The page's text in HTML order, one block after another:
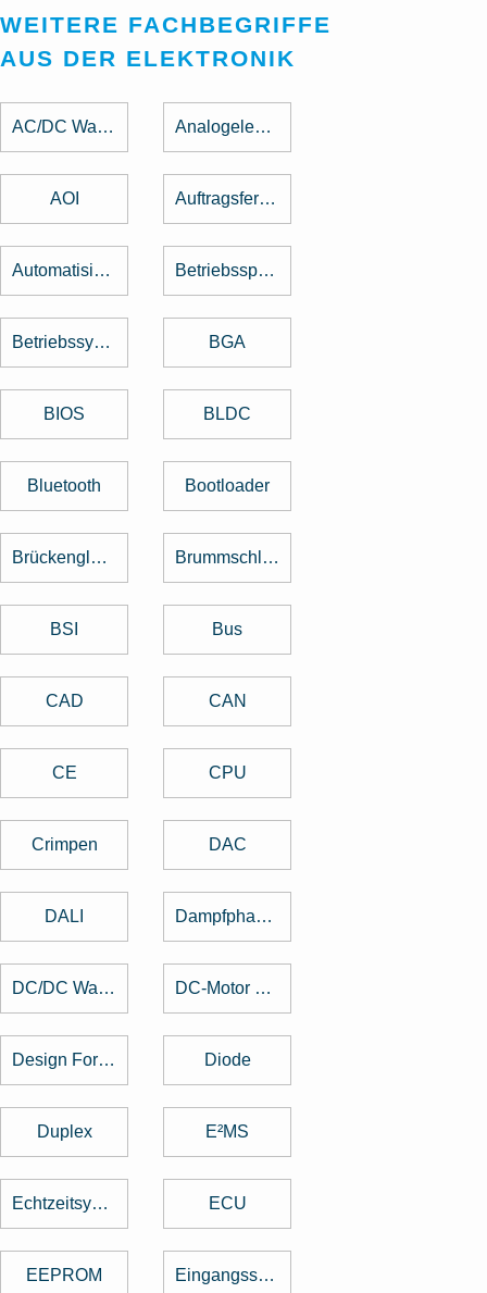
WEITERE FACHBEGRIFFE
AUS DER ELEKTRONIK
AC/DC Wandler Analogelektronik
AOI Auftragsfertigung
Automatisierung Betriebsspannung
Betriebssystem BGA
BIOS BLDC
Bluetooth Bootloader
Brückengleichrichter Brummschleifen
BSI Bus
CAD CAN
CE CPU
Crimpen DAC
DALI Dampfphasenlöten
DC/DC Wandler DC-Motor brushed
Design For Manufacturing Diode
Duplex E²MS
Echtzeitsystem ECU
EEPROM Eingangsspannung